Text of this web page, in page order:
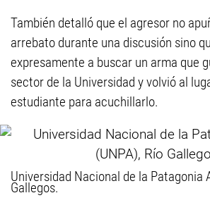
También detalló que el agresor no
arrebato durante una discusión sino
expresamente a buscar un arma que
sector de la Universidad y volvió al
estudiante para acuchillarlo.
Universidad Nacional de la Patagonia
Gallegos.